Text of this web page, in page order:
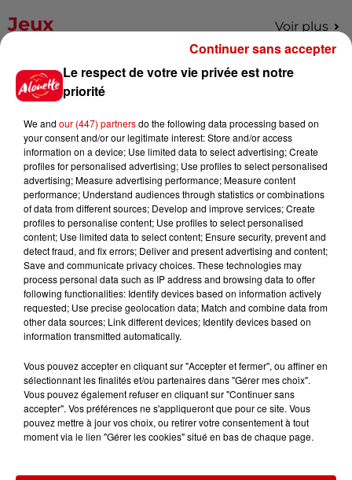
Jeux Voir plus
Gagnez vos places pour le
Festival du Roi Arthur 2026 !
Gagnez vos entrées pour le
Musée du Sport Automobile au
Mans !
Alouette vous invite à
Futuroscope Xperiences !
Le Duel - Gagnez votre balade
en jet ski !
Le respect de votre vie privée est notre
priorité
We and our (447) partnersdo the following data processing based on
your consent and/or our legitimate interest: Store and/or access
information on a device; Use limited data to select advertising; Create
profiles for personalised advertising; Use profiles to select personalised
advertising; Measure advertising performance; Measure content
performance; Understand audiences through statistics or combinations
of data from different sources; Develop and improve services; Create
profiles to personalise content; Use profiles to select personalised
content; Use limited data to select content; Ensure security, prevent and
detect fraud, and fix errors; Deliver and present advertising and content;
Save and communicate privacy choices. These technologies may
process personal data such as IP address and browsing data to offer
following functionalities: Identify devices based on information actively
requested; Use precise geolocation data; Match and combine data from
other data sources; Link different devices; Identify devices based on
information transmitted automatically.
Vous pouvez accepter en cliquant sur "Accepter et fermer", ou affiner en
sélectionnant les finalités et/ou partenaires dans "Gérer mes choix".
Vous pouvez également refuser en cliquant sur "Continuer sans
accepter". Vos préférences ne s'appliqueront que pour ce site. Vous
pouvez mettre à jour vos choix, ou retirer votre consentement à tout
moment via le lien "Gérer les cookies" situé en bas de chaque page.
Continuer sans accepter